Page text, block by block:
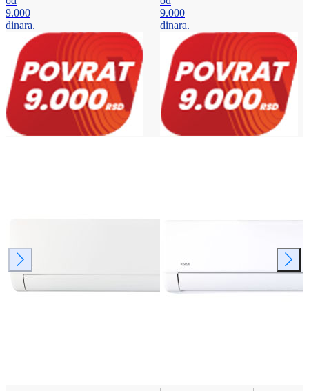
9.000
dinara.
9.000
dinara.